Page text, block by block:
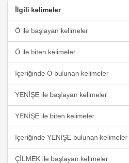
İlgili kelimeler
Ö ile başlayan kelimeler
Ö ile biten kelimeler
İçeriğinde Ö bulunan kelimeler
YENİŞE ile başlayan kelimeler
YENİŞE ile biten kelimeler
İçeriğinde YENİŞE bulunan kelimeler
ÇİLMEK ile başlayan kelimeler